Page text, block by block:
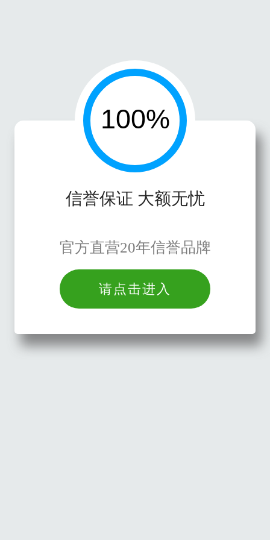
信誉保证 大额无忧
官方直营20年信誉品牌
请点击进入